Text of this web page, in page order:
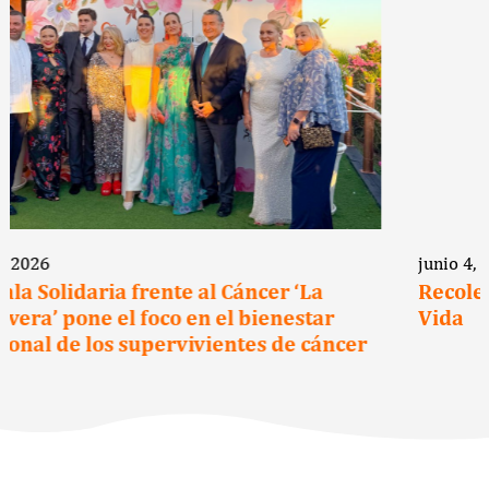
junio 4, 2026
Recoletas Salud se suma a la Escuela de
Vida